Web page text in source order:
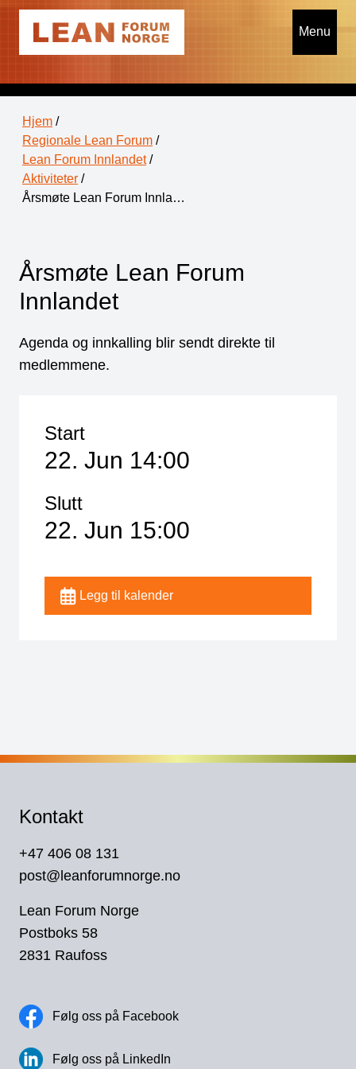
Menu
Hjem /
Regionale Lean Forum /
Lean Forum Innlandet/
Aktiviteter /
Årsmøte Lean Forum Innla…
Årsmøte Lean Forum
Innlandet
Agenda og innkalling blir sendt direkte til
medlemmene.
Start
22. Jun 14:00
Slutt
22. Jun 15:00
Legg til kalender
Kontakt
+47 406 08 131
post@leanforumnorge.no
Lean Forum Norge
Postboks 58
2831 Raufoss
Følg oss på Facebook
Følg oss på LinkedIn